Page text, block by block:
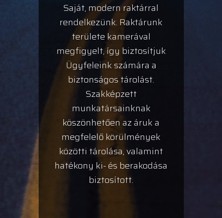
Saját, modern raktárral
rendelkezünk. Raktárunk
területe kamerával
megfigyelt, így biztosítjuk
Ügyfeleink számára a
biztonságos tárolást.
Szakképzett
munkatársainknak
köszönhetően az áruk a
megfelelő körülmények
közötti tárolása, valamint
hatékony ki- és berakodása
biztosított.